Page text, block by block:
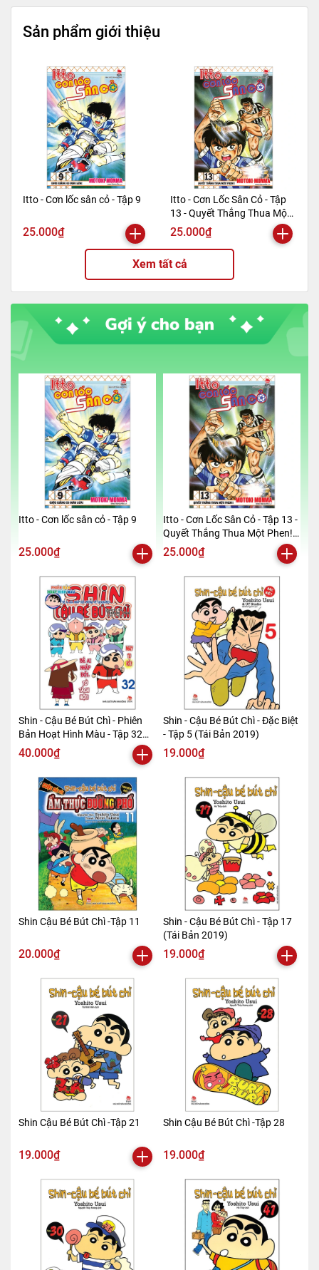
Mã hàng
8935210310934
Nhiều Tác Giả
Tên NCC
Tân Việt
Mỹ Thuật
Kích thước bao bì20.5 x 20.5x 0.2cm
Trọng lượng (gr) 100
Số trang
24
Hình thức
Bìa mềm
Sản phẩm giới thiệu
Itto - Cơn lốc sân cỏ - Tập 9
25.000₫
Itto - Cơn Lốc Sân Cỏ - Tập
13 - Quyết Thắng Thua Một
Phen!! (Tái Bản 2024)
25.000₫
Xem tất cả
Itto - Cơn lốc sân cỏ - Tập 9
25.000₫
Itto - Cơn Lốc Sân Cỏ - Tập 13 -
Quyết Thắng Thua Một Phen!!
(Tái Bản 2024)
25.000₫
Shin - Cậu Bé Bút Chì - Phiên
Bản Hoạt Hình Màu - Tập 32
(Tái Bản 2019)
40.000₫
Shin - Cậu Bé Bút Chì - Đặc Biệt
- Tập 5 (Tái Bản 2019)
19.000₫
Shin Cậu Bé Bút Chì -Tập 11
20.000₫
Shin - Cậu Bé Bút Chì - Tập 17
(Tái Bản 2019)
19.000₫
Shin Cậu Bé Bút Chì -Tập 21
19.000₫
Shin Cậu Bé Bút Chì -Tập 28
19.000₫